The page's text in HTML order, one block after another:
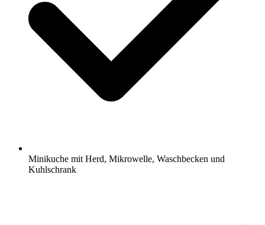
Minikuche mit Herd, Mikrowelle, Waschbecken und
Kuhlschrank